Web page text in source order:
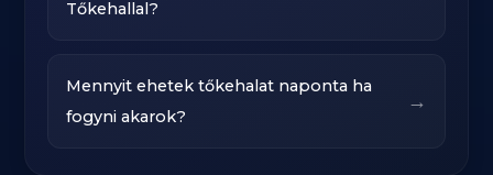
Tőkehallal?
Mennyit ehetek tőkehalat naponta ha
fogyni akarok?
→